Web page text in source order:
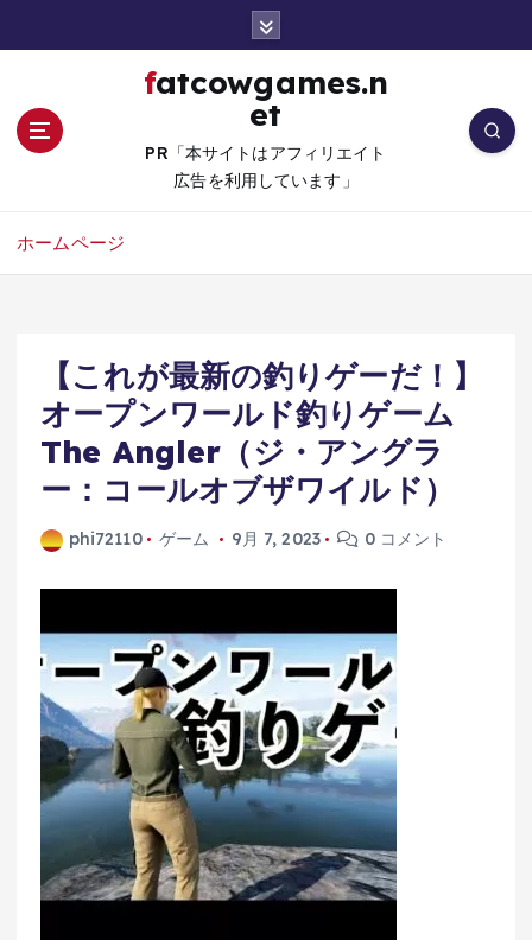
fatcowgames.n
et
PR「本サイトはアフィリエイト
広告を利用しています」
ホームページ
【これが最新の釣りゲーだ！】
オープンワールド釣りゲーム
The Angler（ジ・アングラ
ー：コールオブザワイルド）
phi72110 ゲーム 9月 7, 2023 0 コメント